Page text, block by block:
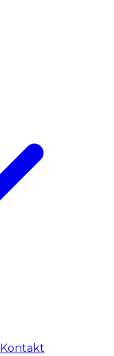
Kontakt